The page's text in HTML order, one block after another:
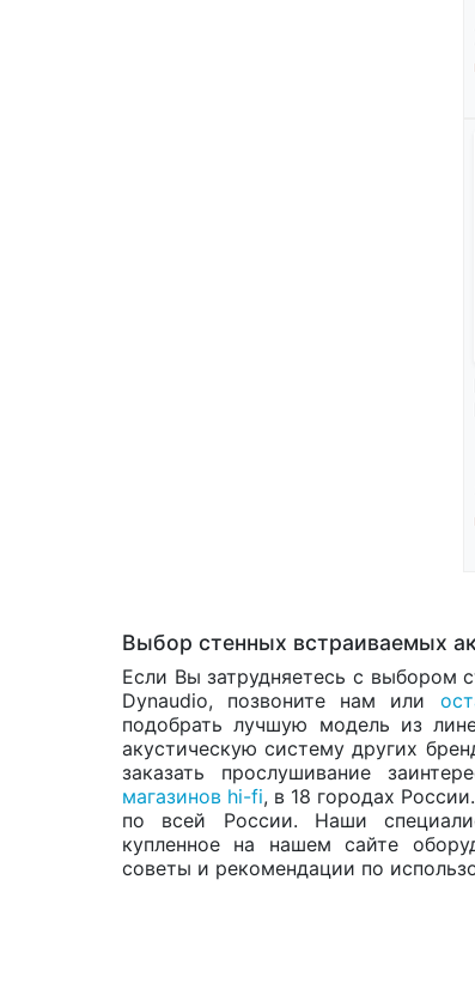
Выбор стенных встраиваемых
Если Вы затрудняетесь с выбором
Dynaudio, позвоните нам или
подобрать лучшую модель из
акустическую систему других
заказать прослушивание
магазинов hi-fi, в 18 городах
по всей России. Наши
купленное на нашем сайте
советы и рекомендации по